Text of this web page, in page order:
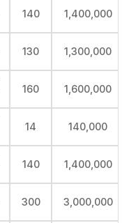
140 1,400,000
130 1,300,000
160 1,600,000
14 140,000
140 1,400,000
300 3,000,000